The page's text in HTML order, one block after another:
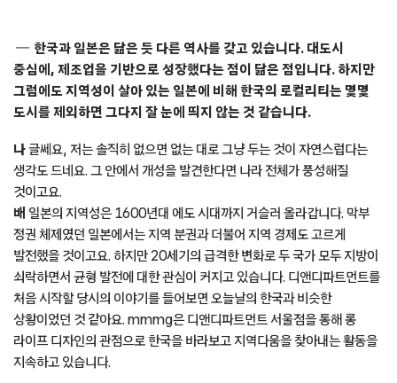
행보를 응원하고 싶다는 생각도 들었고요. 예전부터 생각했던 숙박 기능을
더한 디앤디파트먼트 지점을 실현할 기회인 것 같아 함께하게 됐습니다.
이 아이디어를 구현할 건축가가 필요했는데, 아라리오 갤러리 서울을
설계한 스키마타 건축의 조 나가사카와 함께하게 되었죠. 우리는 건물
본연의 모습을 유지하자는 데에 뜻을 함께했습니다. 기존 건물을 허무는
대신 레노베이션을 선택했고, 건축가는 ‘보이지 않는 개발’을 콘셉트로
프로젝트를 진행했습니다. 불필요한 것은 덜어내되, 건축물이 지닌
본질에 충실한 자연스러움을 녹여내고자 했죠.
유구체적인 건물 모습을 미리 떠올리기보다는 이곳에서 하고 싶은
서비스와 활동을 먼저 구상하고 그에 맞는 공간을 구상했던 것 같아요.
현재는 제주의 롱 라이프 디자인을 경험할 수 있는 숙박 공간 ‘d 룸’, 장기
체류형 렌털 상점 프로그램 ‘d 뉴스’를 운영 중이죠. 디앤디파트먼트가
제안하는 롱 라이프 디자인이 반영된 제품을 활용해 공간을 구성하고,
아라리오가 보유한 다양한 예술 작품을 곳곳에 배치했습니다.